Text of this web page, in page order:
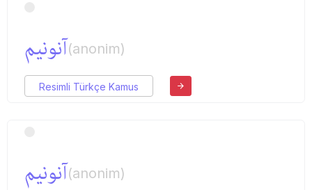
آنونیم(anonim)
Resimli Türkçe Kamus
آنونیم(anonim)